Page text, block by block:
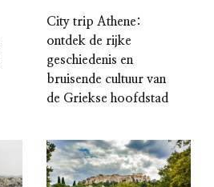
City trip Athene:
ontdek de rijke
geschiedenis en
bruisende cultuur van
de Griekse hoofdstad